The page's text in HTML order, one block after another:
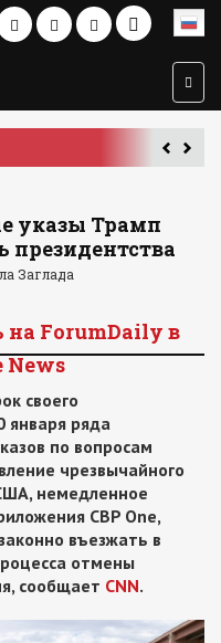
указы Трамп
президентства
Заглада
на ForumDaily в
News
своего
января ряда
по вопросам
чрезвычайного
немедленное
CBP One,
въезжать в
отмены
сообщает CNN.